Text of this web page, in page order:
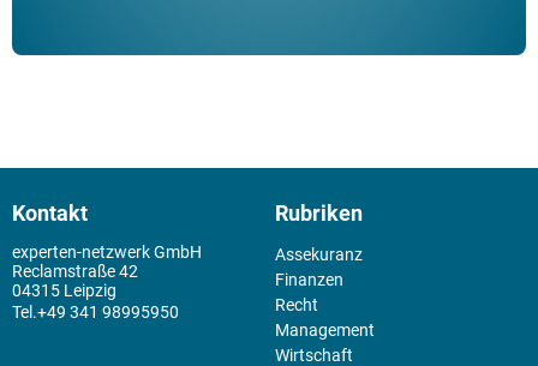
Kontakt
experten-netzwerk GmbH
Reclamstraße 42
04315 Leipzig
+49 341 98995950
Rubriken
Assekuranz
Finanzen
Recht
Management
Wirtschaft